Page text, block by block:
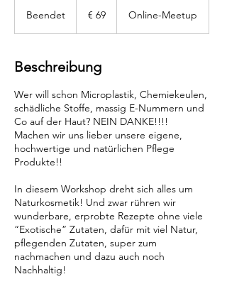
Beendet
d
t
€ 69 Online-Meetup
Beschreibung
Wer will schon Microplastik, Chemiekeulen,
schädliche Stoffe, massig E-Nummern und
Co auf der Haut? NEIN DANKE!!!!
Machen wir uns lieber unsere eigene,
hochwertige und natürlichen Pflege
Produkte!!
In diesem Workshop dreht sich alles um
Naturkosmetik! Und zwar rühren wir
wunderbare, erprobte Rezepte ohne viele
“Exotische” Zutaten, dafür mit viel Natur,
pflegenden Zutaten, super zum
nachmachen und dazu auch noch
Nachhaltig!